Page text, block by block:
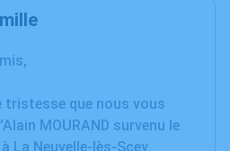
tristesse que nous vous
MOURAND survenu le
La Neuvelle-lès-Scey.